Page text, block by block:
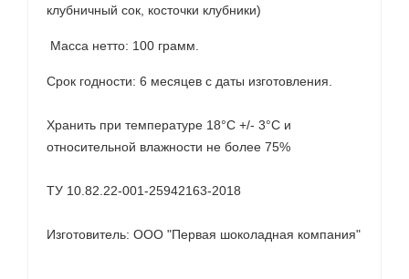
клубничный сок, косточки клубники)
Масса нетто: 100 грамм.
Срок годности: 6 месяцев с даты изготовления.
Хранить при температуре 18°С +/- 3°С и
относительной влажности не более 75%
ТУ 10.82.22-001-25942163-2018
Изготовитель: ООО "Первая шоколадная компания"